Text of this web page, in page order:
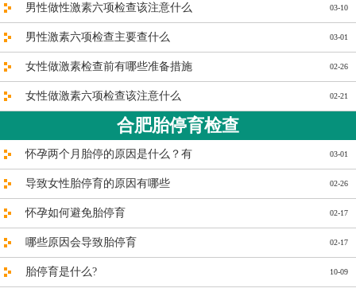
03-10
男性做性激素六项检查该注意什么
03-01
男性激素六项检查主要查什么
02-26
女性做激素检查前有哪些准备措施
02-21
女性做激素六项检查该注意什么
合肥胎停育检查
03-01
怀孕两个月胎停的原因是什么？有
02-26
导致女性胎停育的原因有哪些
02-17
怀孕如何避免胎停育
02-17
哪些原因会导致胎停育
10-09
胎停育是什么?